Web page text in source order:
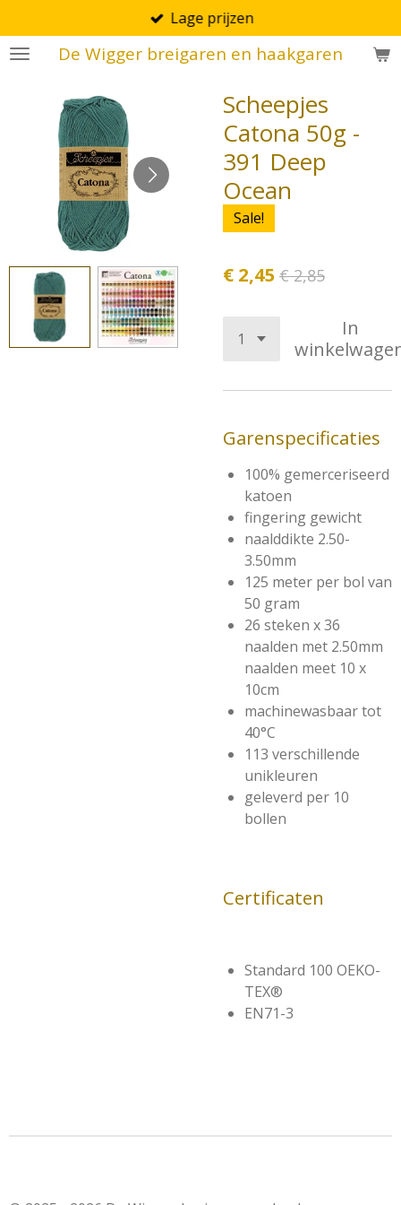
direct
naar
hoofdinhoud
De Wigger breigaren en haakgaren
Lage prijzen
Scheepjes
Catona 50g -
391 Deep
Ocean
Sale!
€ 2,45 € 2,85
In
Garenspecificaties
100% gemerceriseerd
katoen
fingering gewicht
naalddikte 2.50-
3.50mm
125 meter per bol van
50 gram
26 steken x 36
naalden met 2.50mm
naalden meet 10 x
10cm
machinewasbaar tot
40°C
113 verschillende
unikleuren
geleverd per 10
bollen
Certificaten
Standard 100 OEKO-
TEX®
EN71-3